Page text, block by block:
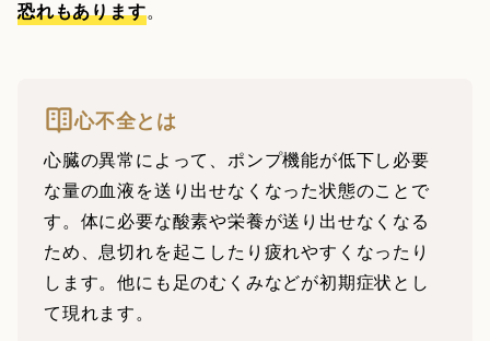
恐れもあります。
心不全とは
心臓の異常によって、ポンプ機能が低下し必要
な量の血液を送り出せなくなった状態のことで
す。体に必要な酸素や栄養が送り出せなくなる
ため、息切れを起こしたり疲れやすくなったり
します。他にも足のむくみなどが初期症状とし
て現れます。